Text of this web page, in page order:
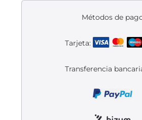
Métodos de
Tarjeta:
Transferencia